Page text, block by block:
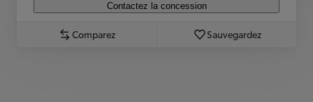
Contactez la concession
Comparez Sauvegardez